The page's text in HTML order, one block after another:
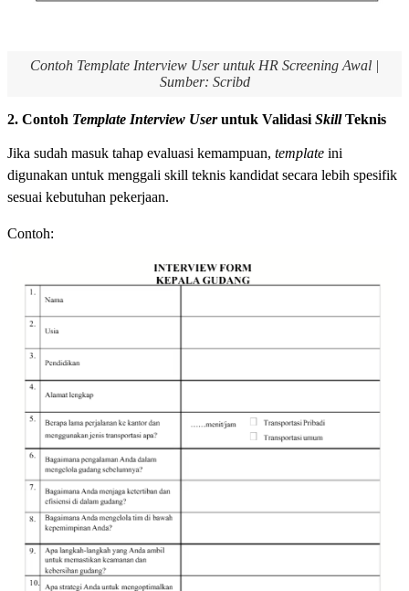
Contoh Template Interview User untuk HR Screening Awal
Sumber: Scribd
2. Contoh Template Interview Useruntuk ValidasiSkillTeknis
Jika sudah masuk tahap evaluasi kemampuan, template ini
digunakan untuk menggali skill teknis kandidat secara lebih spesifik
sesuai kebutuhan pekerjaan.
Contoh: